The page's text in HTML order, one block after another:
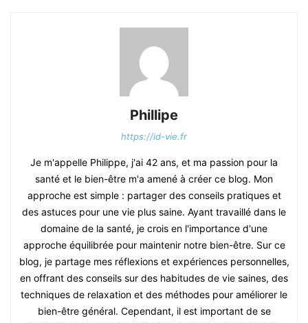
Phillipe
https://id-vie.fr
Je m'appelle Philippe, j'ai 42 ans, et ma passion pour la
santé et le bien-être m'a amené à créer ce blog. Mon
approche est simple : partager des conseils pratiques et
des astuces pour une vie plus saine. Ayant travaillé dans le
domaine de la santé, je crois en l'importance d'une
approche équilibrée pour maintenir notre bien-être. Sur ce
blog, je partage mes réflexions et expériences personnelles,
en offrant des conseils sur des habitudes de vie saines, des
techniques de relaxation et des méthodes pour améliorer le
bien-être général. Cependant, il est important de se